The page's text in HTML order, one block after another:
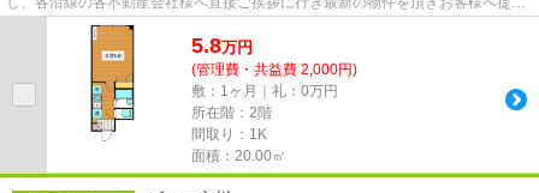
しております！最新の情報は...
5.8万円
(管理費・共益費 2,000円)
敷：1ヶ月｜礼：0万円
所在階：2階
間取り：1K
面積：20.00㎡